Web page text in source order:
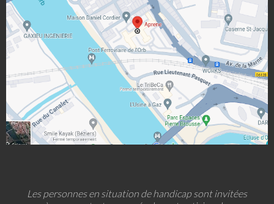
Les personnes en situation de handicap sont invitées